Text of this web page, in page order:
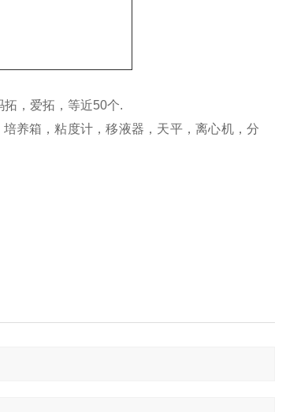
，爱拓，等近50个.
养箱，粘度计，移液器，天平，离心机，分